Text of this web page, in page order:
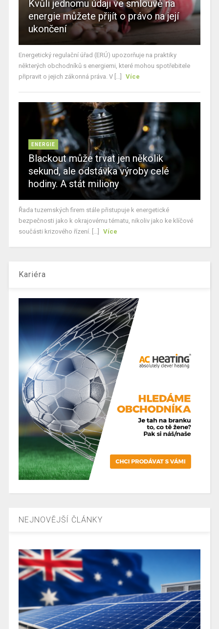
Kvůli jednomu údaji ve smlouvě na
energie můžete přijít o právo na její
ukončení
Energetický regulační úřad (ERÚ) upozorňuje na praktiky
některých obchodníků s energiemi, které mohou spotřebitele
připravit o jejich zákonná práva. V [...]
Více
ENERGIE
Blackout může trvat jen několik
sekund, ale odstávka výroby celé
hodiny. A stát miliony
Řada tuzemských firem stále přistupuje k energetické
bezpečnosti jako k okrajovému tématu, nikoliv jako ke klíčové
součásti krizového řízení. [...]
Více
Kariéra
NEJNOVĚJŠÍ ČLÁNKY